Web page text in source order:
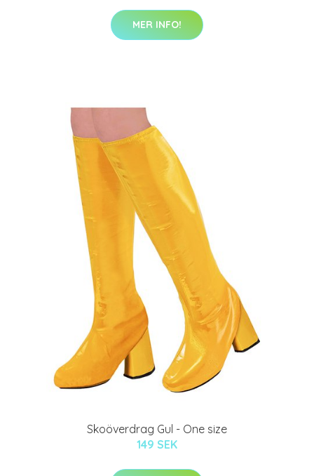
MER INFO!
Skoöverdrag Gul - One size
149 SEK